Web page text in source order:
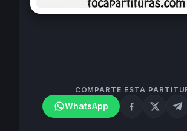
COMPARTE ESTA
WhatsApp